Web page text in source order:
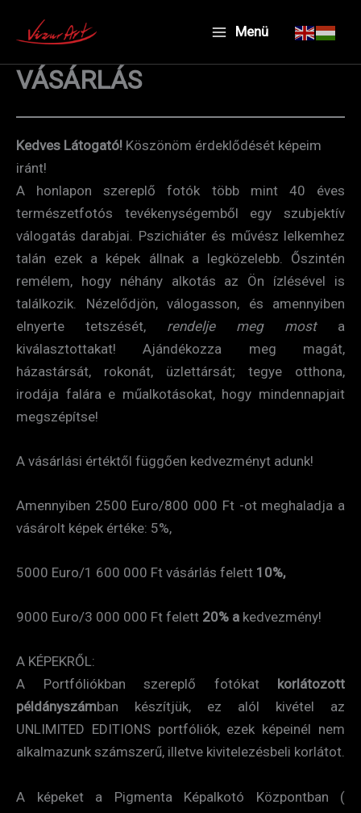
Menü
VÁSÁRLÁS
Kedves Látogató! Köszönöm érdeklődését képeim
iránt!
A honlapon szereplő fotók több mint 40 éves
természetfotós tevékenységemből egy szubjektív
válogatás darabjai. Pszichiáter és művész lelkemhez
talán ezek a képek állnak a legközelebb. Őszintén
remélem, hogy néhány alkotás az Ön ízlésével is
találkozik. Nézelődjön, válogasson, és amennyiben
elnyerte tetszését, rendelje meg most a
kiválasztottakat! Ajándékozza meg magát,
házastársát, rokonát, üzlettársát; tegye otthona,
irodája falára e műalkotásokat, hogy mindennapjait
megszépítse!
A vásárlási értéktől függően kedvezményt adunk!
Amennyiben 2500 Euro/800 000 Ft -ot meghaladja a
vásárolt képek értéke: 5%,
5000 Euro/1 600 000 Ft vásárlás felett 10%,
9000 Euro/3 000 000 Ft felett 20% a kedvezmény!
A KÉPEKRŐL:
A Portfóliókban szereplő fotókat korlátozott
példányszámban készítjük, ez alól kivétel az
UNLIMITED EDITIONS portfóliók, ezek képeinél nem
alkalmazunk számszerű, illetve kivitelezésbeli korlátot.
A képeket a Pigmenta Képalkotó Központban (